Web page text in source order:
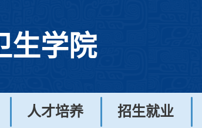
生学院
人才培养 招生就业